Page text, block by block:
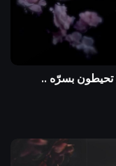
تحيطون بسرّه ..